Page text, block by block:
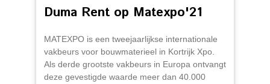
Duma Rent op Matexpo'21
MATEXPO is een tweejaarlijkse internationale
vakbeurs voor bouwmaterieel in Kortrijk Xpo.
Als derde grootste vakbeurs in Europa ontvangt
deze gevestigde waarde meer dan 40.000